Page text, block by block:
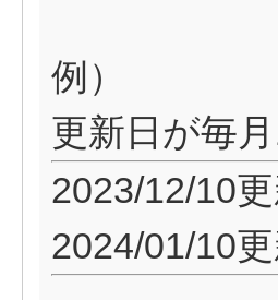
例）
更新日が毎
2023/12/10
2024/01/10